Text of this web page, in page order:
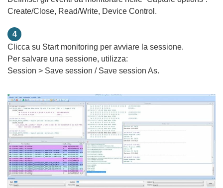
Create/Close, Read/Write, Device Control.
4
Clicca su Start monitoring per avviare la sessione.
Per salvare una sessione, utilizza:
Session > Save session / Save session As.